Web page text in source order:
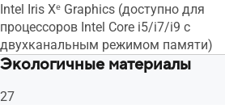
Intel Iris Xᵉ Graphics (доступно для
процессоров Intel Core i5/i7/i9 с
двухканальным режимом памяти)
Экологичные материалы
27